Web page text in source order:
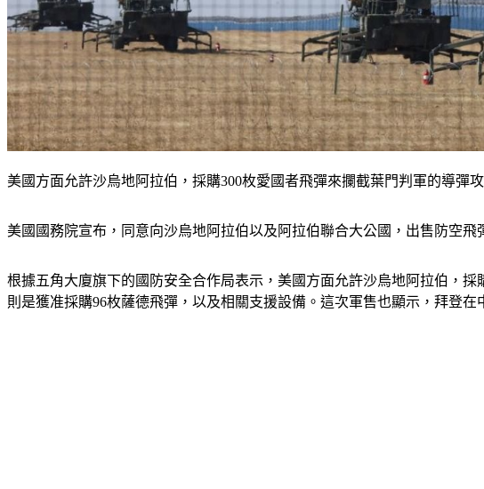
美國方面允許沙烏地阿拉伯，採購300枚愛國者飛彈來攔截葉門判軍的導彈攻
美國國務院宣布，同意向沙烏地阿拉伯以及阿拉伯聯合大公國，出售防空飛
根據五角大廈旗下的國防安全合作局表示，美國方面允許沙烏地阿拉伯，
則是獲准採購96枚薩德飛彈，以及相關支援設備。這次軍售也顯示，拜登